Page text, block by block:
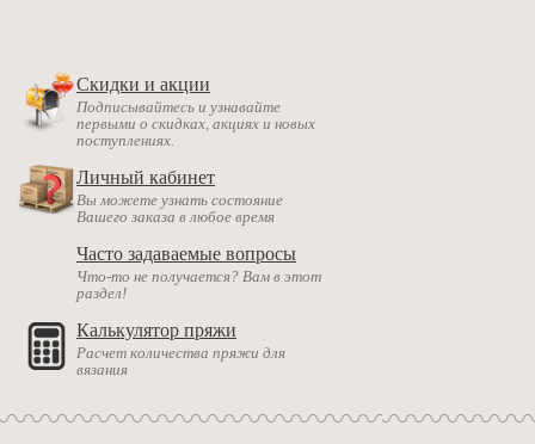
Скидки и акции
Подписывайтесь и узнавайте
первыми о скидках, акциях и новых
поступлениях.
Личный кабинет
Вы можете узнать состояние
Вашего заказа в любое время
Часто задаваемые вопросы
Что-то не получается? Вам в этот
раздел!
Калькулятор пряжи
Расчет количества пряжи для
вязания